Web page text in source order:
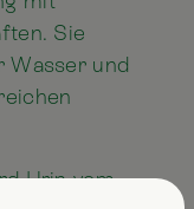
Sie
Wasser und
Urin vom